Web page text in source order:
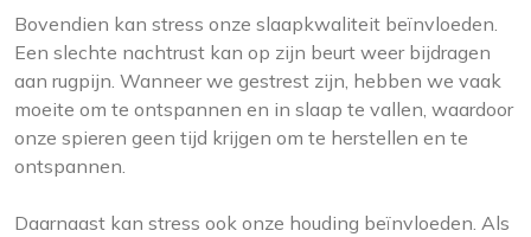
Bovendien kan stress onze slaapkwaliteit beïnvloeden.
Een slechte nachtrust kan op zijn beurt weer bijdragen
aan rugpijn. Wanneer we gestrest zijn, hebben we vaak
moeite om te ontspannen en in slaap te vallen, waardoor
onze spieren geen tijd krijgen om te herstellen en te
ontspannen.
Daarnaast kan stress ook onze houding beïnvloeden. Als